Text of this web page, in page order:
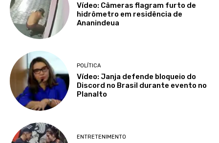
Vídeo: Câmeras flagram furto de
hidrômetro em residência de
Ananindeua
POLÍTICA
Vídeo: Janja defende bloqueio do
Discord no Brasil durante evento no
Planalto
ENTRETENIMENTO